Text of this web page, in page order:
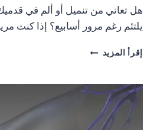
هل تعاني من تنميل أو ألم في
يلتئم رغم مرور أسابيع؟ إذا كنت
إقرأ المزيد قدم
والمضاعفات
طرق
العلاج